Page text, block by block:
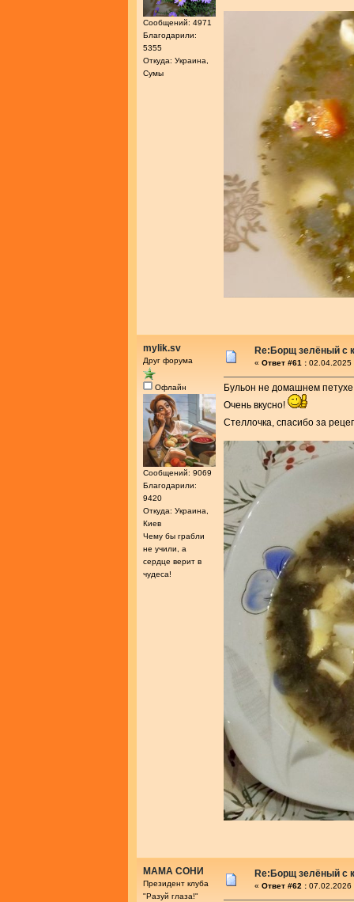
Сообщений: 4971
Благодарили:
5355
Откуда: Украина,
Сумы
mylik.sv
Друг форума
Офлайн
Сообщений: 9069
Благодарили:
9420
Откуда: Украина,
Киев
Чему бы грабли
не учили, а
сердце верит в
чудеса!
Re:Борщ зелёный с
« Ответ #61 : 02.04.2025
Бульон не домашнем
Очень вкусно!
Стеллочка, спасибо за
МАМА СОНИ
Президент клуба
"Разуй глаза!"
Re:Борщ зелёный с
« Ответ #62 : 07.02.2026